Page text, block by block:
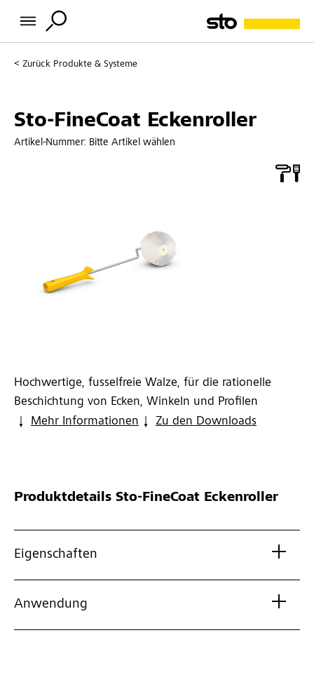
Zurück Produkte & Systeme
Sto-FineCoat Eckenroller
Artikel-Nummer: Bitte Artikel wählen
Hochwertige, fusselfreie Walze, für die rationelle
Beschichtung von Ecken, Winkeln und Profilen
Mehr Informationen
Zu den Downloads
Produktdetails Sto-FineCoat Eckenroller
Eigenschaften
Anwendung